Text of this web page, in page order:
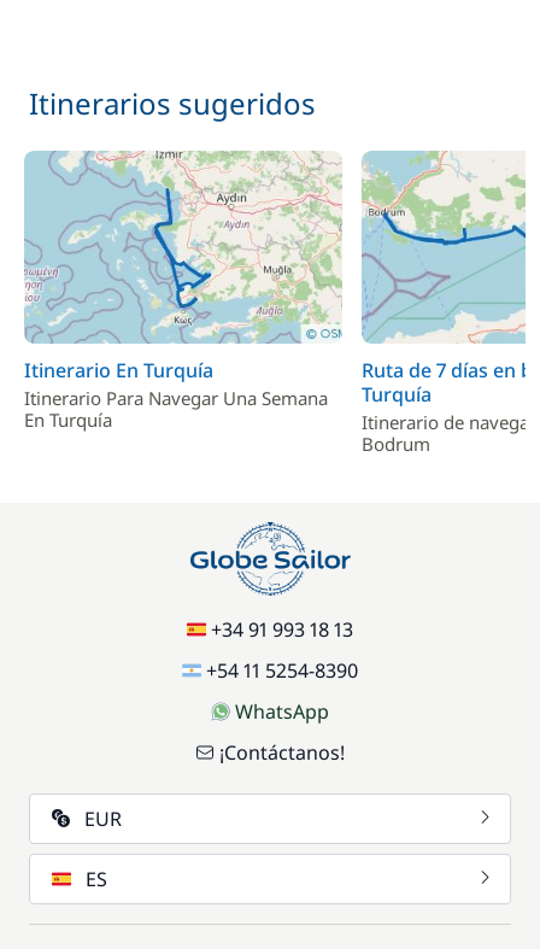
En opción
Bebidas 10,00 €
/ persona
Media Pensión 35,00 €
/ persona / día
Itinerarios sugeridos
Itinerario En Turquía
Itinerario Para Navegar Una Semana
En Turquía
Ruta de 7 días en
Turquía
Itinerario de
Bodrum
+34 91 993 18 13
+54 11 5254-8390
WhatsApp
¡Contáctanos!
EUR
ES